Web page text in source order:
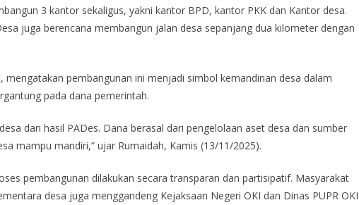
3 kantor sekaligus, yakni kantor BPD, kantor PKK dan Kantor desa.
juga berencana membangun jalan desa sepanjang dua kilometer dengan
mengatakan pembangunan ini menjadi simbol kemandirian desa dalam
pada dana pemerintah.
dari hasil PADes. Dana berasal dari pengelolaan aset desa dan sumber
mampu mandiri,” ujar Rumaidah, Kamis (13/11/2025).
pembangunan dilakukan secara transparan dan partisipatif. Masyarakat
desa juga menggandeng Kejaksaan Negeri OKI dan Dinas PUPR OKI